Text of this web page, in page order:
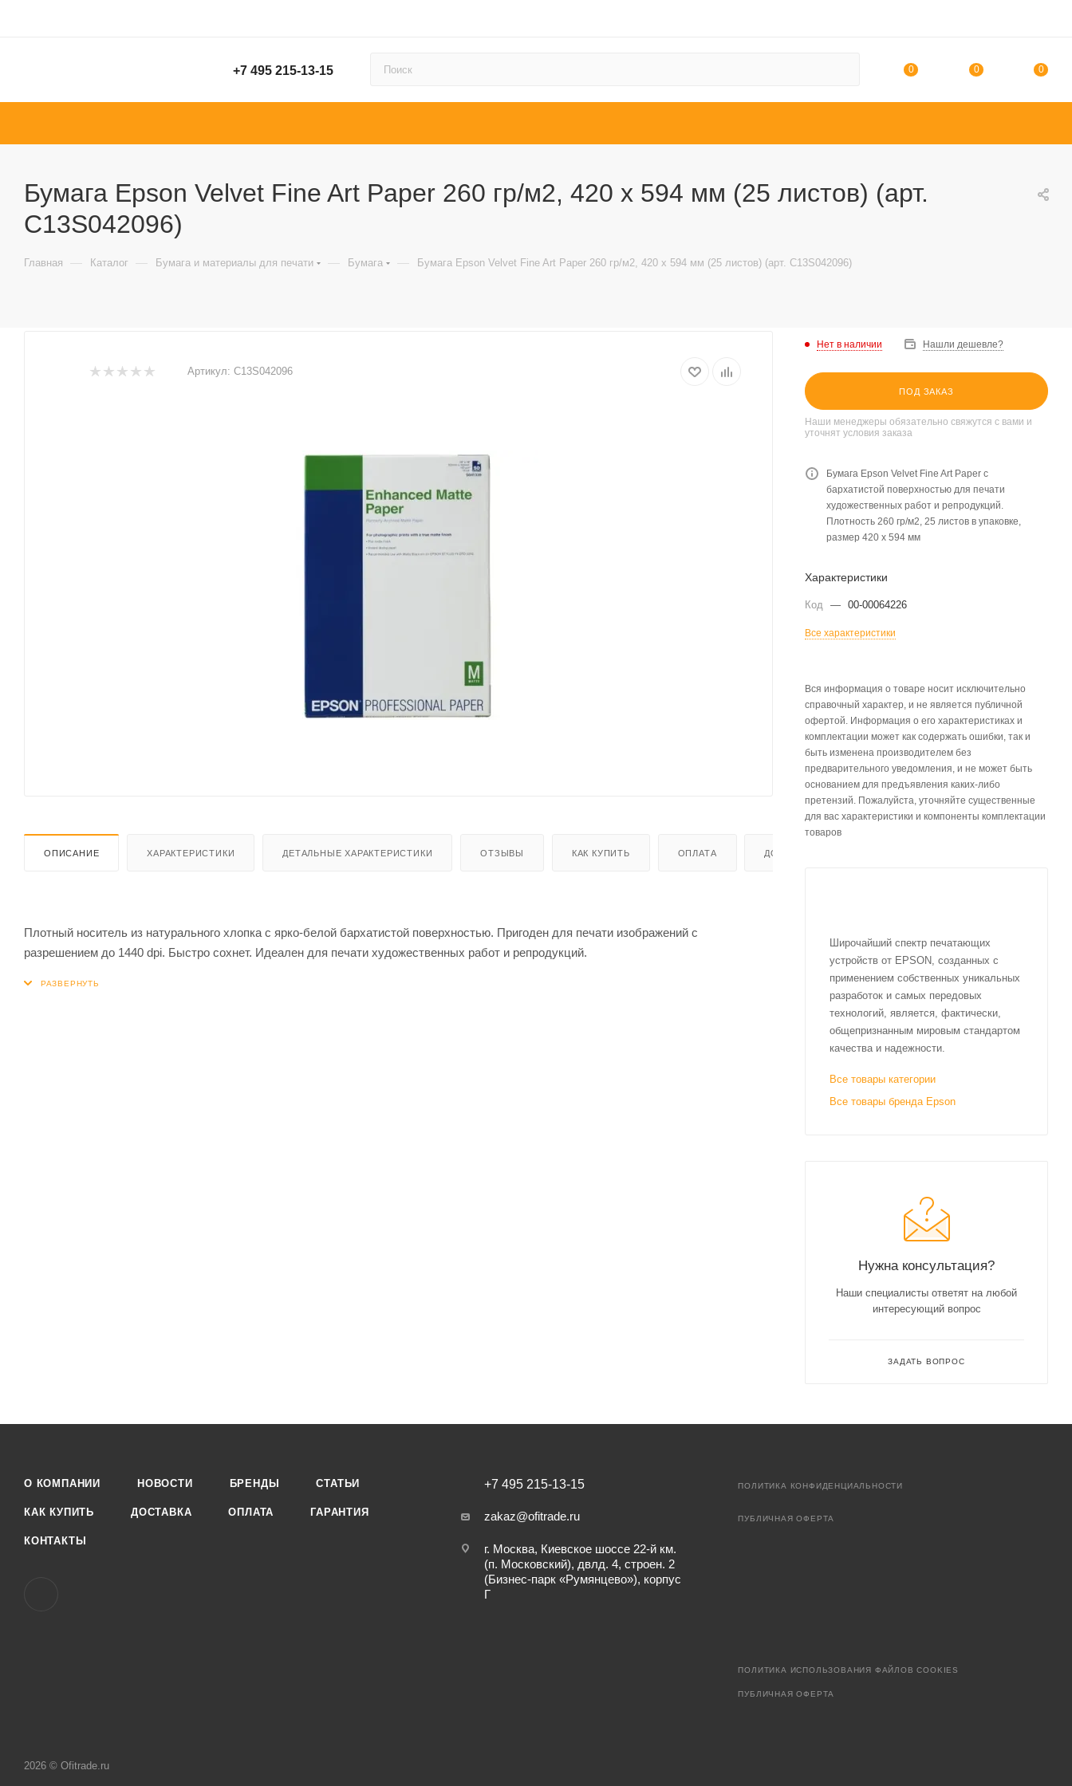
+7 495 215-13-15 0 0 0
Бумага Epson Velvet Fine Art Paper 260 гр/м2, 420 х 594 мм (25 листов) (арт.
C13S042096)
Главная — Каталог — Бумага и материалы для печати — Бумага — Бумага Epson Velvet Fine Art Paper 260 гр/м2, 420 х 594 мм (25 листов) (арт. C13S042096)
Артикул: C13S042096
ОПИСАНИЕ ХАРАКТЕРИСТИКИ ДЕТАЛЬНЫЕ ХАРАКТЕРИСТИКИ ОТЗЫВЫ КАК КУПИТЬ ОПЛАТА ДОСТАВКА
Плотный носитель из натурального хлопка с ярко-белой бархатистой поверхностью. Пригоден для печати изображений с
разрешением до 1440 dpi. Быстро сохнет. Идеален для печати художественных работ и репродукций.
Нет в наличии Нашли дешевле?
ПОД ЗАКАЗ
Наши менеджеры обязательно свяжутся с вами и
уточнят условия заказа
Бумага Epson Velvet Fine Art Paper c
бархатистой поверхностью для печати
художественных работ и репродукций.
Плотность 260 гр/м2, 25 листов в упаковке,
размер 420 х 594 мм
Характеристики
Код — 00-00064226
Все характеристики
Вся информация о товаре носит исключительно
справочный характер, и не является публичной
офертой. Информация о его характеристиках и
комплектации может как содержать ошибки, так и
быть изменена производителем без
предварительного уведомления, и не может быть
основанием для предъявления каких-либо
претензий. Пожалуйста, уточняйте существенные
для вас характеристики и компоненты комплектации
товаров
Широчайший спектр печатающих
устройств от EPSON, созданных с
применением собственных уникальных
разработок и самых передовых
технологий, является, фактически,
общепризнанным мировым стандартом
качества и надежности.
Все товары категории
Все товары бренда Epson
Нужна консультация?
Наши специалисты ответят на любой
интересующий вопрос
ЗАДАТЬ ВОПРОС
О КОМПАНИИ НОВОСТИ БРЕНДЫ СТАТЬИ
КАК КУПИТЬ ДОСТАВКА ОПЛАТА ГАРАНТИЯ
КОНТАКТЫ
+7 495 215-13-15
zakaz@ofitrade.ru
г. Москва, Киевское шоссе 22-й км.
(п. Московский), двлд. 4, строен. 2
(Бизнес-парк «Румянцево»), корпус
Г
ПОЛИТИКА КОНФИДЕНЦИАЛЬНОСТИ
ПУБЛИЧНАЯ ОФЕРТА
ПОЛИТИКА ИСПОЛЬЗОВАНИЯ ФАЙЛОВ COOKIES
ПУБЛИЧНАЯ ОФЕРТА
2026 © Ofitrade.ru